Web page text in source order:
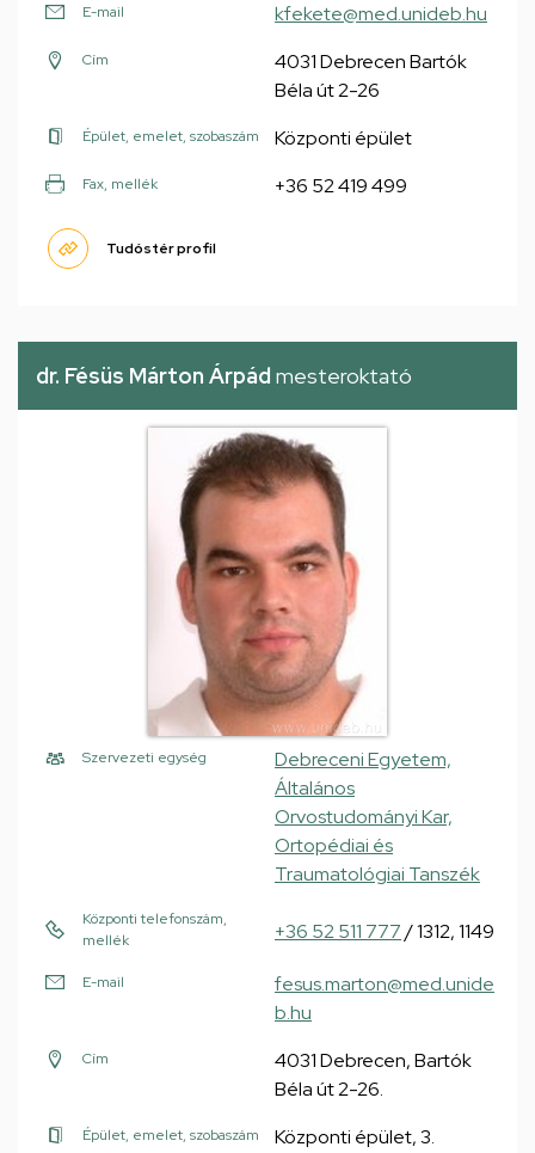
E-mail kfekete@med.unideb.hu
Cím
4031 Debrecen Bartók
Béla út 2-26
Épület, emelet, szobaszám Központi épület
Fax, mellék +36 52 419 499
Tudóstér profil
dr. Fésüs Márton Árpád mesteroktató
Szervezeti egység
Debreceni Egyetem,
Általános
Orvostudományi Kar,
Ortopédiai és
Traumatológiai Tanszék
Központi telefonszám,
mellék
+36 52 511 777/ 1312, 1149
E-mail
fesus.marton@med.unide
b.hu
Cím
4031 Debrecen, Bartók
Béla út 2-26.
Épület, emelet, szobaszám Központi épület, 3.